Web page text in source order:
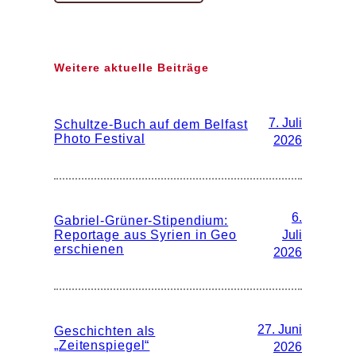
Weitere aktuelle Beiträge
Schultze-Buch auf dem Belfast
Photo Festival
7. Juli
2026
Gabriel-Grüner-Stipendium:
Reportage aus Syrien in Geo
erschienen
6.
Juli
2026
Geschichten als
„Zeitenspiegel“
27. Juni
2026